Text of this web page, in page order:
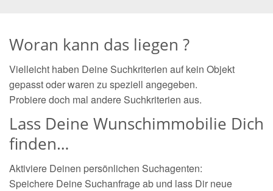
Woran kann das liegen ?
Vielleicht haben Deine Suchkriterien auf kein Objekt
gepasst oder waren zu speziell angegeben.
Probiere doch mal andere Suchkriterien aus.
Lass Deine Wunschimmobilie Dich
finden…
Aktiviere Deinen persönlichen Suchagenten:
Speichere Deine Suchanfrage ab und lass Dir neue